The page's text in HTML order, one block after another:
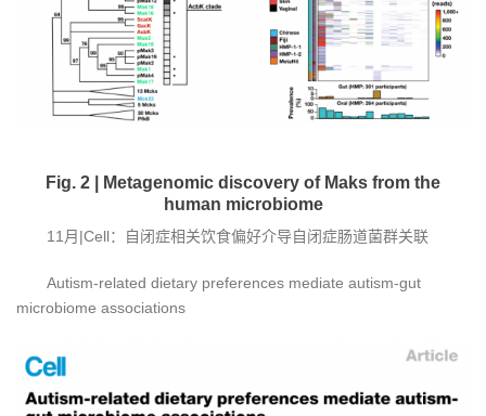
Fig. 2 | Metagenomic discovery of Maks from the
human microbiome
11月|Cell：自闭症相关饮食偏好介导自闭症肠道菌群关联
Autism-related dietary preferences mediate autism-gut
microbiome associations